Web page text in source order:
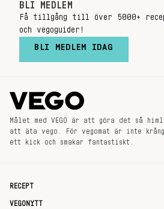
BLI MEDLEM
Få tillgång till över 5000+
och vegoguider!
BLI MEDLEM IDAG
Målet med VEGO är att göra det så
att äta vego. För vegomat är inte
ett kick och smakar fantastiskt.
RECEPT
VEGONYTT